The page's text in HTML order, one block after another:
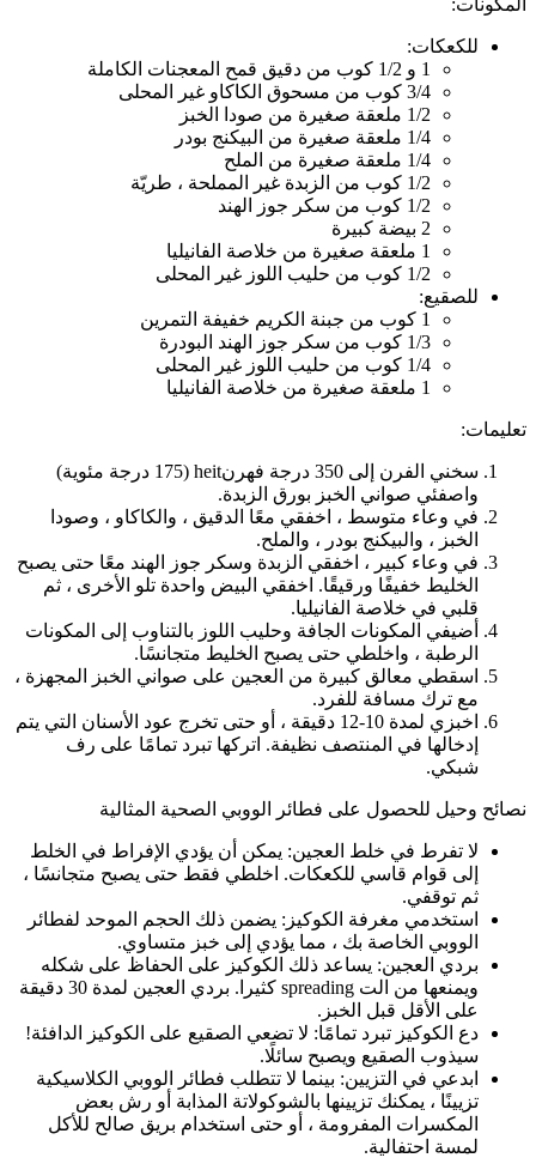
للكعكات:
1 و 1/2 كوب من دقيق قمح المعجنات الكاملة
3/4 كوب من مسحوق الكاكاو غير المحلى
1/2 ملعقة صغيرة من صودا الخبز
1/4 ملعقة صغيرة من البيكنج بودر
1/4 ملعقة صغيرة من الملح
1/2 كوب من الزبدة غير المملحة ، طريّة
1/2 كوب من سكر جوز الهند
2 بيضة كبيرة
1 ملعقة صغيرة من خلاصة الفانيليا
1/2 كوب من حليب اللوز غير المحلى
للصقيع:
1 كوب من جبنة الكريم خفيفة التمرين
1/3 كوب من سكر جوز الهند البودرة
1/4 كوب من حليب اللوز غير المحلى
1 ملعقة صغيرة من خلاصة الفانيليا
تعليمات:
سخني الفرن إلى 350 درجة فهرنheit (175 درجة مئوية)
واصفئي صواني الخبز بورق الزبدة.
في وعاء متوسط ، اخفقي معًا الدقيق ، والكاكاو ، وصودا
الخبز ، والبيكنج بودر ، والملح.
في وعاء كبير ، اخفقي الزبدة وسكر جوز الهند معًا حتى يصبح
الخليط خفيفًا ورقيقًا. اخفقي البيض واحدة تلو الأخرى ، ثم
قلبي في خلاصة الفانيليا.
أضيفي المكونات الجافة وحليب اللوز بالتناوب إلى المكونات
الرطبة ، واخلطي حتى يصبح الخليط متجانسًا.
اسقطي معالق كبيرة من العجين على صواني الخبز المجهزة ،
مع ترك مسافة للفرد.
اخبزي لمدة 10-12 دقيقة ، أو حتى تخرج عود الأسنان التي يتم
إدخالها في المنتصف نظيفة. اتركها تبرد تمامًا على رف
شبكي.
نصائح وحيل للحصول على فطائر الووبي الصحية المثالية
لا تفرط في خلط العجين: يمكن أن يؤدي الإفراط في الخلط
إلى قوام قاسي للكعكات. اخلطي فقط حتى يصبح متجانسًا ،
ثم توقفي.
استخدمي مغرفة الكوكيز: يضمن ذلك الحجم الموحد لفطائر
الووبي الخاصة بك ، مما يؤدي إلى خبز متساوي.
بردي العجين: يساعد ذلك الكوكيز على الحفاظ على شكله
ويمنعها من الت spreading كثيرا. بردي العجين لمدة 30 دقيقة
على الأقل قبل الخبز.
دع الكوكيز تبرد تمامًا: لا تضعي الصقيع على الكوكيز الدافئة!
سيذوب الصقيع ويصبح سائلًا.
ابدعي في التزيين: بينما لا تتطلب فطائر الووبي الكلاسيكية
تزيينًا ، يمكنك تزيينها بالشوكولاتة المذابة أو رش بعض
المكسرات المفرومة ، أو حتى استخدام بريق صالح للأكل
لمسة احتفالية.